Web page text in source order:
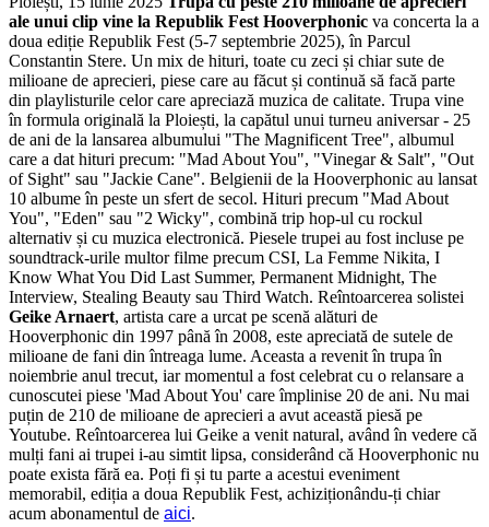
ale unui clip vine la Republik Fest Hooverphonic va concerta la a
doua ediție Republik Fest (5-7 septembrie 2025), în Parcul
Constantin Stere. Un mix de hituri, toate cu zeci și chiar sute de
milioane de aprecieri, piese care au făcut și continuă să facă parte
din playlisturile celor care apreciază muzica de calitate. Trupa vine
în formula originală la Ploiești, la capătul unui turneu aniversar - 25
de ani de la lansarea albumului "The Magnificent Tree", albumul
care a dat hituri precum: "Mad About You", "Vinegar & Salt", "Out
of Sight" sau "Jackie Cane". Belgienii de la Hooverphonic au lansat
10 albume în peste un sfert de secol. Hituri precum "Mad About
You", "Eden" sau "2 Wicky", combină trip hop-ul cu rockul
alternativ și cu muzica electronică. Piesele trupei au fost incluse pe
soundtrack-urile multor filme precum CSI, La Femme Nikita, I
Know What You Did Last Summer, Permanent Midnight, The
Interview, Stealing Beauty sau Third Watch. Reîntoarcerea solistei
Geike Arnaert, artista care a urcat pe scenă alături de
Hooverphonic din 1997 până în 2008, este apreciată de sutele de
milioane de fani din întreaga lume. Aceasta a revenit în trupa în
noiembrie anul trecut, iar momentul a fost celebrat cu o relansare a
cunoscutei piese 'Mad About You' care împlinise 20 de ani. Nu mai
puțin de 210 de milioane de aprecieri a avut această piesă pe
Youtube. Reîntoarcerea lui Geike a venit natural, având în vedere că
mulți fani ai trupei i-au simtit lipsa, considerând că Hooverphonic nu
poate exista fără ea. Poți fi și tu parte a acestui eveniment
memorabil, ediția a doua Republik Fest, achiziționându-ți chiar
acum abonamentul de aici.